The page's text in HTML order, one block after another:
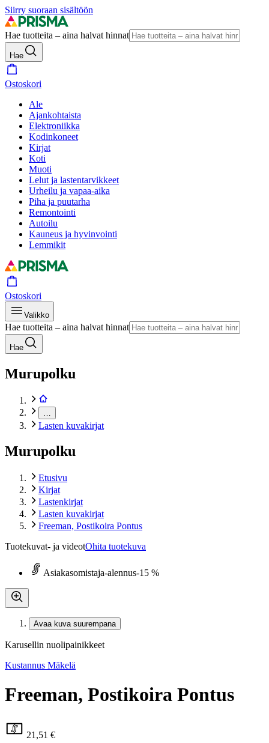
Siirry suoraan sisältöön
Hae tuotteita – aina halvat hinnat
Hae
Ostoskori
Ale
Ajankohtaista
Elektroniikka
Kodinkoneet
Kirjat
Koti
Muoti
Lelut ja lastentarvikkeet
Urheilu ja vapaa-aika
Piha ja puutarha
Remontointi
Autoilu
Kauneus ja hyvinvointi
Lemmikit
Ostoskori
Valikko
Hae tuotteita – aina halvat hinnat
Hae
Murupolku
Lasten kuvakirjat
Murupolku
Etusivu
Kirjat
Lastenkirjat
Lasten kuvakirjat
Freeman, Postikoira Pontus
Tuotekuvat- ja videotOhita tuotekuva
Asiakasomistaja-alennus-15 %
Avaa kuva suurempana
Karusellin nuolipainikkeet
Kustannus Mäkelä
Freeman, Postikoira Pontus
21,51 €